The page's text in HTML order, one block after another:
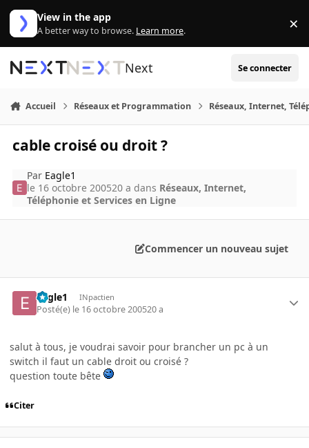
Aller au contenu
View in the app
A better way to browse. Learn more. ×
Next Se connecter
Accueil Réseaux et Programmation Réseaux, Internet,
cable croisé ou droit ?
Par Eagle1
le 16 octobre 200520 a dans Réseaux, Internet,
Téléphonie et Services en Ligne
Commencer un nouveau sujet
Eagle1 INpactien
Posté(e) le 16 octobre 200520 a
salut à tous, je voudrai savoir pour brancher un pc à un
switch il faut un cable droit ou croisé ?
question toute bête
Citer